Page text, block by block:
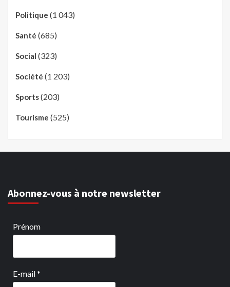
Politique (1 043)
Santé (685)
Social (323)
Société (1 203)
Sports(203)
Tourisme (525)
Abonnez-vous à notre newsletter
Prénom
E-mail*